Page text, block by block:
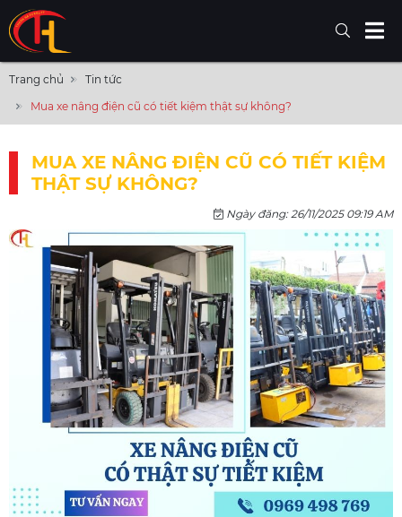
Trang chủ
Tin tức
Mua xe nâng điện cũ có tiết kiệm thật sự không?
MUA XE NÂNG ĐIỆN CŨ CÓ TIẾT KIỆM
THẬT SỰ KHÔNG?
Ngày đăng: 26/11/2025 09:19 AM